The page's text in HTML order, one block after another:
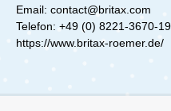
Belastungen und
Auch für ISOFIX-
Kindersitze geeignet.
1x
Email: contact@britax.com
Telefon: +49 (0) 8221-3670-
https://www.britax-roemer.de/